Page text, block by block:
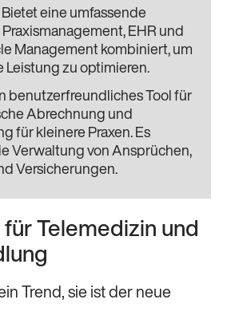
Bietet eine umfassende
EHR und
Management kombiniert, um
Leistung zu optimieren.
benutzerfreundliches Tool für
Abrechnung und
für kleinere Praxen. Es
Verwaltung von Ansprüchen,
Versicherungen.
Telemedizin und
Trend, sie ist der neue